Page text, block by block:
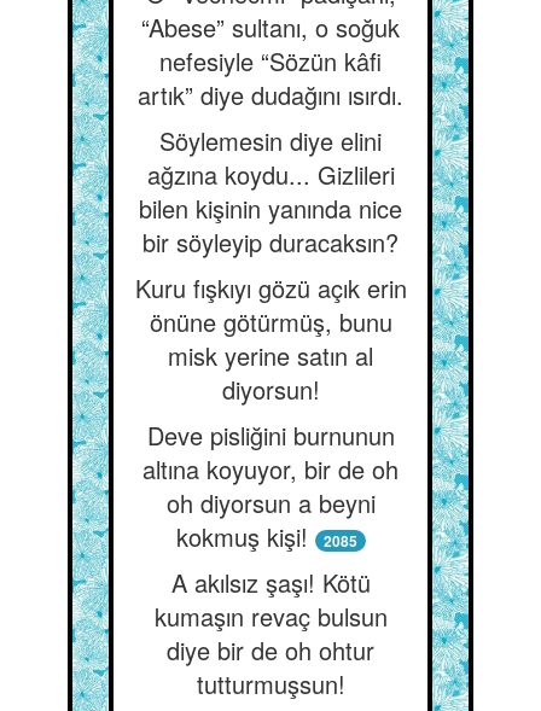
“Abese” sultanı, o soğuk
nefesiyle “Sözün kâfi
artık” diye dudağını ısırdı.
Söylemesin diye elini
ağzına koydu... Gizlileri
bilen kişinin yanında nice
bir söyleyip duracaksın?
Kuru fışkıyı gözü açık erin
önüne götürmüş, bunu
misk yerine satın al
diyorsun!
Deve pisliğini burnunun
altına koyuyor, bir de oh
oh diyorsun a beyni
kokmuş kişi!
2085
A akılsız şaşı! Kötü
kumaşın revaç bulsun
diye bir de oh ohtur
tutturmuşsun!